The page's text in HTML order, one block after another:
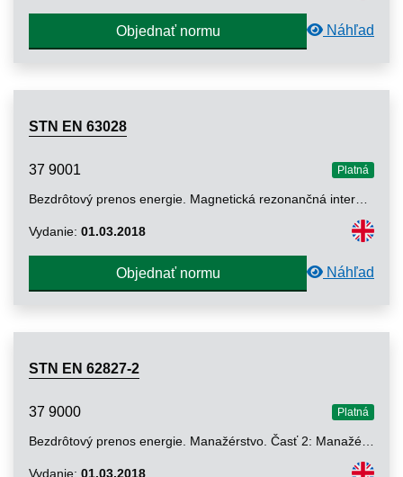
Objednať normu Náhľad
STN EN 63028
37 9001 Platná
Vydanie: 01.03.2018
Objednať normu Náhľad
STN EN 62827-2
37 9000 Platná
Vydanie: 01.03.2018